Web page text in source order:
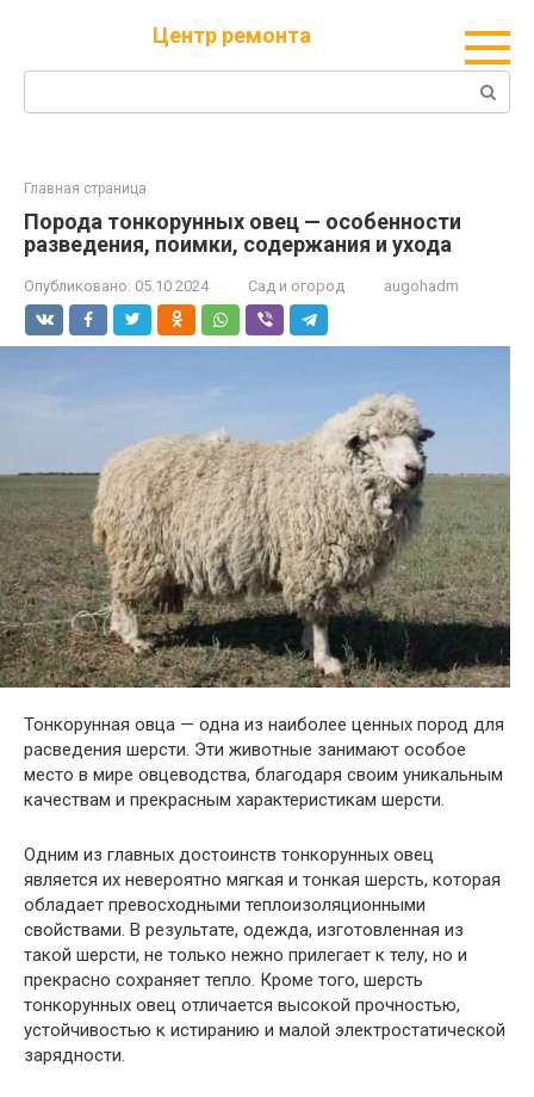
Центр ремонта
Поиск:
Главная страница
Порода тонкорунных овец — особенности
разведения, поимки, содержания и ухода
Опубликовано: 05.10.2024 Сад и огород augohadm
Тонкорунная овца — одна из наиболее ценных пород для
расведения шерсти. Эти животные занимают особое
место в мире овцеводства, благодаря своим уникальным
качествам и прекрасным характеристикам шерсти.
Одним из главных достоинств тонкорунных овец
является их невероятно мягкая и тонкая шерсть, которая
обладает превосходными теплоизоляционными
свойствами. В результате, одежда, изготовленная из
такой шерсти, не только нежно прилегает к телу, но и
прекрасно сохраняет тепло. Кроме того, шерсть
тонкорунных овец отличается высокой прочностью,
устойчивостью к истиранию и малой электростатической
зарядности.